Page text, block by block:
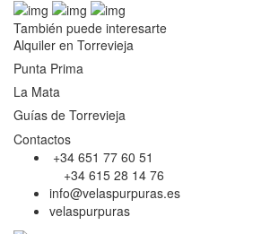
También puede interesarte
Alquiler en Torrevieja
Punta Prima
La Mata
Guías de Torrevieja
Contactos
+34 651 77 60 51
+34 615 28 14 76
info@velaspurpuras.es
velaspurpuras